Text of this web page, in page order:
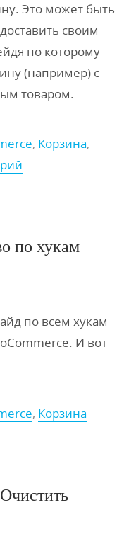
Это может быть
своим
по которому
(например) с
товаром.
, Корзина,
по хукам
по всем хукам
И вот
, Корзина